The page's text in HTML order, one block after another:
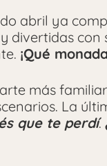
abril ya
divertidas
¡Qué
más
La
que te perdí.